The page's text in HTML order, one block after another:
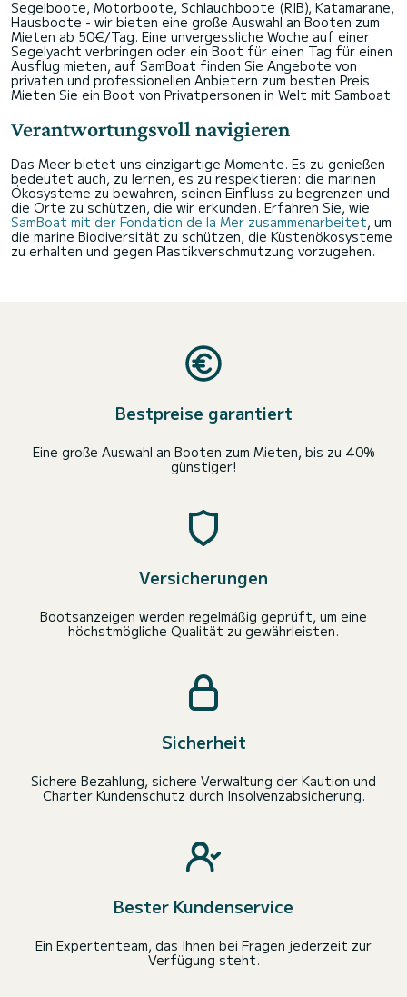
Segelboote, Motorboote, Schlauchboote (RIB), Katamarane,
Hausboote - wir bieten eine große Auswahl an Booten zum
Mieten ab 50€/Tag. Eine unvergessliche Woche auf einer
Segelyacht verbringen oder ein Boot für einen Tag für einen
Ausflug mieten, auf SamBoat finden Sie Angebote von
privaten und professionellen Anbietern zum besten Preis.
Mieten Sie ein Boot von Privatpersonen in Welt mit Samboat
Verantwortungsvoll navigieren
Das Meer bietet uns einzigartige Momente. Es zu genießen
bedeutet auch, zu lernen, es zu respektieren: die marinen
Ökosysteme zu bewahren, seinen Einfluss zu begrenzen und
die Orte zu schützen, die wir erkunden. Erfahren Sie, wie
SamBoat mit der Fondation de la Mer zusammenarbeitet, um
die marine Biodiversität zu schützen, die Küstenökosysteme
zu erhalten und gegen Plastikverschmutzung vorzugehen.
Bestpreise garantiert
Eine große Auswahl an Booten zum Mieten, bis zu 40%
günstiger!
Versicherungen
Bootsanzeigen werden regelmäßig geprüft, um eine
höchstmögliche Qualität zu gewährleisten.
Sicherheit
Sichere Bezahlung, sichere Verwaltung der Kaution und
Charter Kundenschutz durch Insolvenzabsicherung.
Bester Kundenservice
Ein Expertenteam, das Ihnen bei Fragen jederzeit zur
Verfügung steht.